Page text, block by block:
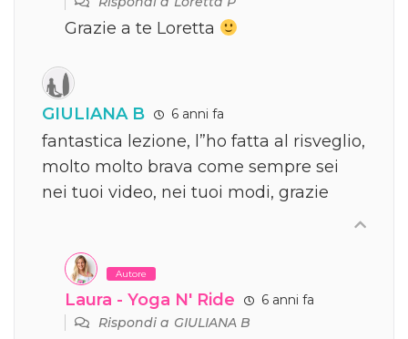
Grazie a te Loretta
GIULIANA B 6 anni fa
fantastica lezione, l”ho fatta al risveglio,
molto molto brava come sempre sei
nei tuoi video, nei tuoi modi, grazie
Autore
Laura - Yoga N' Ride
6 anni fa
Rispondi aGIULIANA B